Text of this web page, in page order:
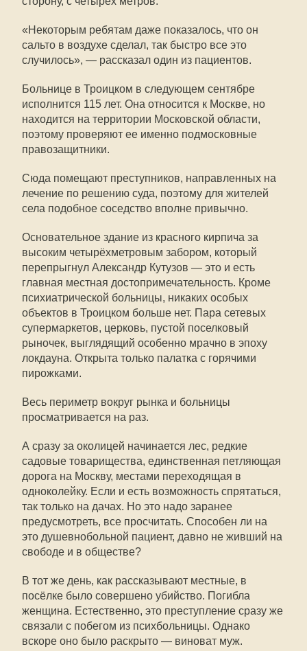
«Некоторым ребятам даже показалось, что он
сальто в воздухе сделал, так быстро все это
случилось», — рассказал один из пациентов.
Больнице в Троицком в следующем сентябре
исполнится 115 лет. Она относится к Москве, но
находится на территории Московской области,
поэтому проверяют ее именно подмосковные
правозащитники.
Сюда помещают преступников, направленных на
лечение по решению суда, поэтому для жителей
села подобное соседство вполне привычно.
Основательное здание из красного кирпича за
высоким четырёхметровым забором, который
перепрыгнул Александр Кутузов — это и есть
главная местная достопримечательность. Кроме
психиатрической больницы, никаких особых
объектов в Троицком больше нет. Пара сетевых
супермаркетов, церковь, пустой поселковый
рыночек, выглядящий особенно мрачно в эпоху
локдауна. Открыта только палатка с горячими
пирожками.
Весь периметр вокруг рынка и больницы
просматривается на раз.
А сразу за околицей начинается лес, редкие
садовые товарищества, единственная петляющая
дорога на Москву, местами переходящая в
одноколейку. Если и есть возможность спрятаться,
так только на дачах. Но это надо заранее
предусмотреть, все просчитать. Способен ли на
это душевнобольной пациент, давно не живший на
свободе и в обществе?
В тот же день, как рассказывают местные, в
посёлке было совершено убийство. Погибла
женщина. Естественно, это преступление сразу же
связали с побегом из психбольницы. Однако
вскоре оно было раскрыто — виноват муж.